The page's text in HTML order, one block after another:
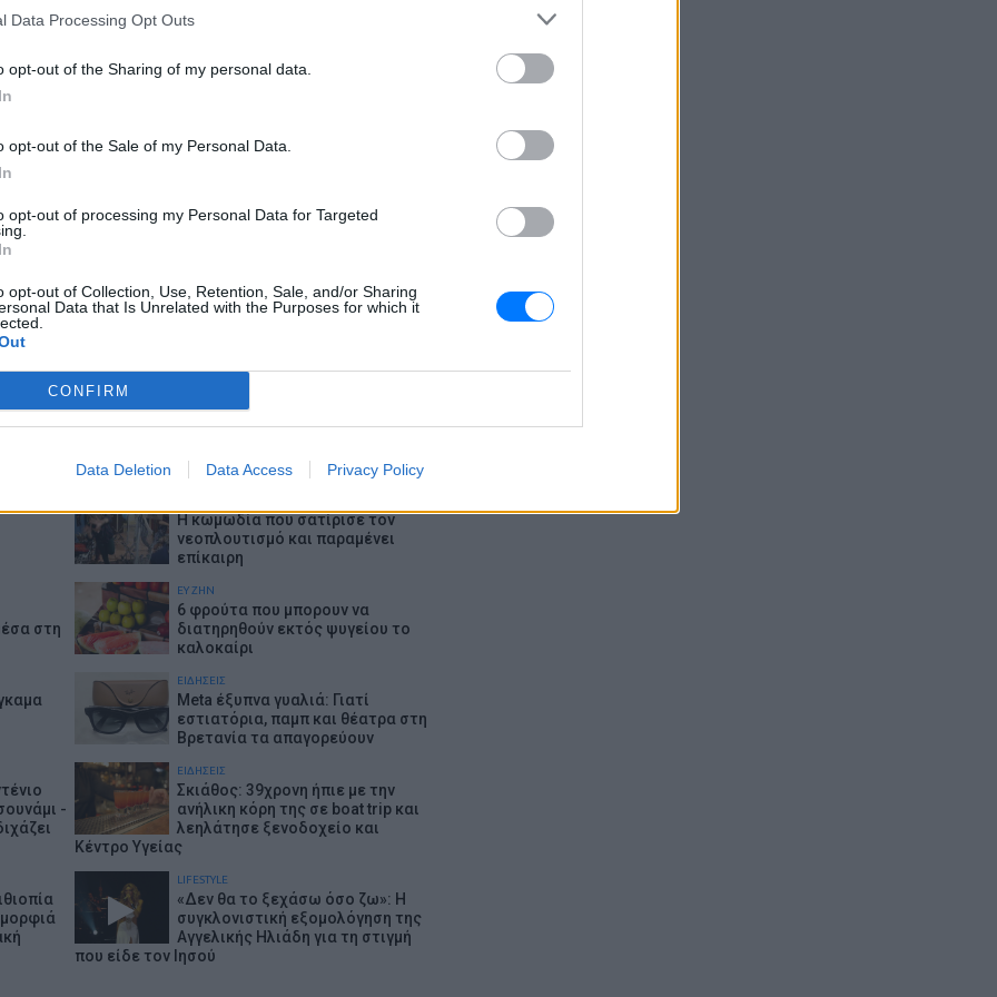
Data Processing Opt Outs
opt-out of the Sharing of my personal data.
opt-out of the Sale of my Personal Data.
opt-out of processing my Personal Data for Targeted
opt-out of Collection, Use, Retention, Sale, and/or Sharing
Data that Is Unrelated with the Purposes for which it
CONFIRM
Data Deletion Data Access Privacy Policy
κανονισμός της ΕΕ που τίθεται σε
Ποιος εφηύρε πραγματικά το
της:
Σήμερα έμαθα: Η καρδιά που
δει
Η κωμωδία που σατίρισε τον
νεοπλουτισμό και παραμένει
επίκαιρη
στη
ΕΥ ΖΗΝ
6 φρούτα που μπορουν να
διατηρηθούν εκτός ψυγείου το
καλοκαίρι
ΕΙΔΗΣΕΙΣ
Meta έξυπνα γυαλιά: Γιατί
εστιατόρια, παμπ και θέατρα στη
Βρετανία τα απαγορεύουν
-
ΕΙΔΗΣΕΙΣ
Σκιάθος: 39χρονη ήπιε με την
ανήλικη κόρη της σε boat trip και
λεηλάτησε ξενοδοχείο και
Κέντρο Υγείας
LIFESTYLE
«Δεν θα το ξεχάσω όσο ζω»: Η
συγκλονιστική εξομολόγηση της
Αγγελικής Ηλιάδη για τη στιγμή
που είδε τον Ιησού